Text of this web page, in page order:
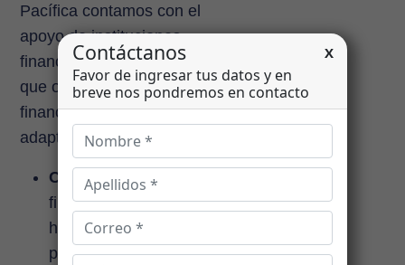
Pacífica contamos con el
apoyo de instituciones
financieras de prestigio,
que ofrecen planes de
financiamiento flexibles y
adaptados a tu proyecto:
Crédito de Terreno:
financiamiento de
hasta el 90%, con
plazos de hasta 20